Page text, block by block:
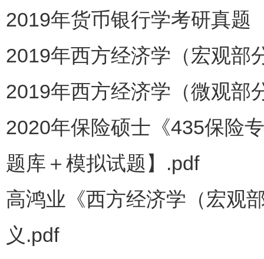
2019年货币银行学考研真题
2019年西方经济学（宏观部
2019年西方经济学（微观部
2020年保险硕士《435保险
题库＋模拟试题】.pdf
高鸿业《西方经济学（宏观
义.pdf